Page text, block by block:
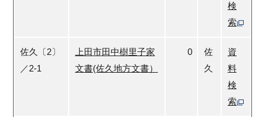
検
索
佐久〔2〕
／2-1
上田市田中樹里子家
文書(佐久地方文書）
0
佐
久
資
料
検
索